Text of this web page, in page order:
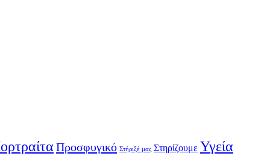
Προσφυγικό Στήριξέ μας Στηρίζουμε Υγεία